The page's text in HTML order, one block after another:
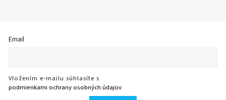
Email
Vložením e-mailu súhlasíte s
podmienkami ochrany osobných údajov